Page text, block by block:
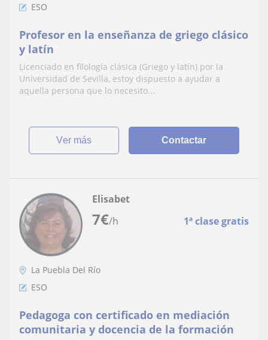
ESO
Profesor en la enseñanza de griego clásico
y latín
Licenciado en filología clásica (Griego y latín) por la
Universidad de Sevilla, estoy dispuesto a ayudar a
aquella persona que lo necesito...
ver más Contactar
7€/h 1ª clase gratis
Elisabet
La Puebla Del Río
ESO
Pedagoga con certificado en mediación
comunitaria y docencia de la formación